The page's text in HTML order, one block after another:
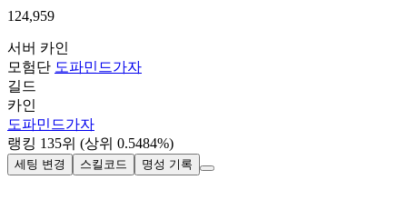
124,959
서버 카인
모험단 도파민드가자
길드
카인
도파민드가자
랭킹 135위 (상위 0.5484%)
세팅 변경 스킬코드 명성 기록